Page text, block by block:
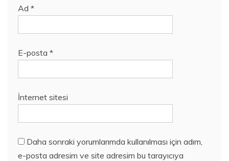
Ad *
E-posta *
İnternet sitesi
Daha sonraki yorumlarımda kullanılması için adım,
e-posta adresim ve site adresim bu tarayıcıya